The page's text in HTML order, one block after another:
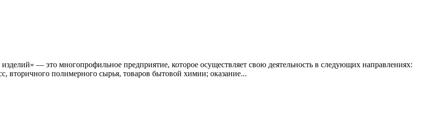
— это многопрофильное предприятие, которое осуществляет свою деятельность в следующих направлениях:
вторичного полимерного сырья, товаров бытовой химии; оказание...